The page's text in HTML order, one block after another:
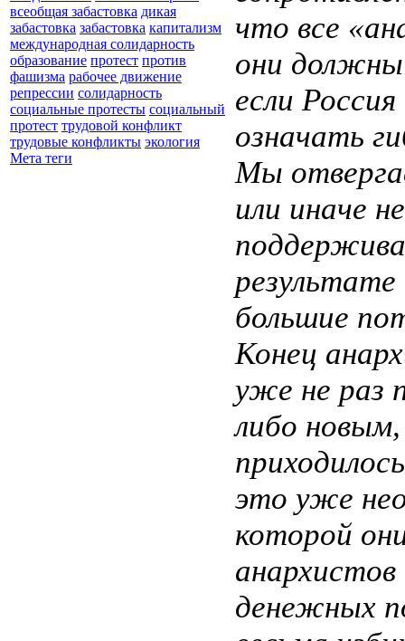
всеобщая забастовка дикая
забастовка забастовка капитализм
международная солидарность
образование протест против
фашизма рабочее движение
репрессии солидарность
социальные протесты социальный
протест трудовой конфликт
трудовые конфликты экология
Мета теги
что все
они
если
означать
Мы
или иначе
большие
Конец
уже не раз
либо новым,
это уже
которой
денежных